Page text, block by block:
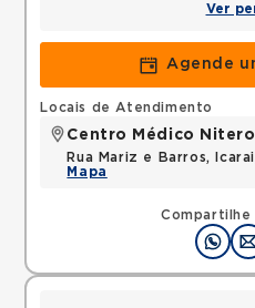
Ver
Agende
Locais de Atendimento
Centro Médico
Rua Mariz e Barros,
Mapa